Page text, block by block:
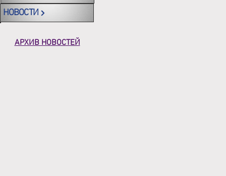
НОВОСТИ
АРХИВ НОВОСТЕЙ